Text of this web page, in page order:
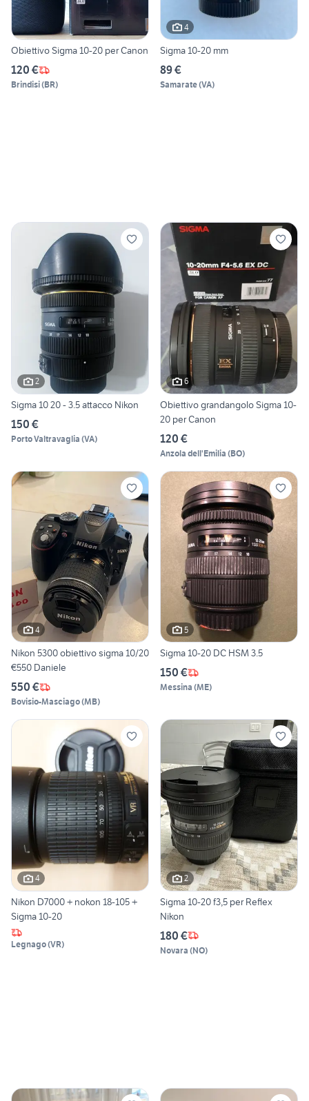
Obiettivo Sigma 10-20 per Canon
120 €
Brindisi(BR)
4
Sigma 10-20 mm
89 €
Samarate(VA)
2
Sigma 10 20 - 3.5 attacco Nikon
150 €
Porto Valtravaglia (VA)
6
Obiettivo grandangolo Sigma 10-
20 per Canon
120 €
Anzola dell'Emilia (BO)
4
Nikon 5300 obiettivo sigma 10/20
€550 Daniele
550 €
Bovisio-Masciago(MB)
5
Sigma 10-20 DC HSM 3.5
150 €
Messina (ME)
4
Nikon D7000 + nokon 18-105 +
Sigma 10-20
Legnago(VR)
2
Sigma 10-20 f3,5 per Reflex
Nikon
180 €
Novara (NO)